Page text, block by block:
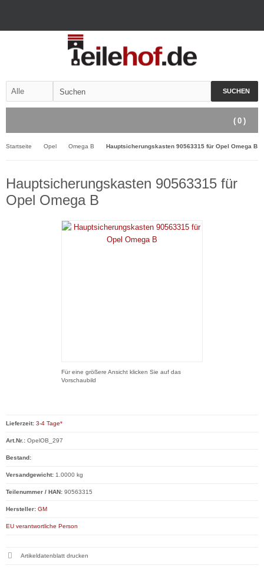
SUCHEN
( 0 )
Startseite Opel Omega B Hauptsicherungskasten 90563315 für Opel Omega B
Hauptsicherungskasten 90563315 für
Opel Omega B
Für eine größere Ansicht klicken Sie auf das
Vorschaubild
Lieferzeit: 3-4 Tage*
Art.Nr.: OpelOB_297
Bestand:
Versandgewicht: 1.0000 kg
Teilenummer / HAN: 90563315
Hersteller: GM
EU verantwortliche Person
Artikeldatenblatt drucken